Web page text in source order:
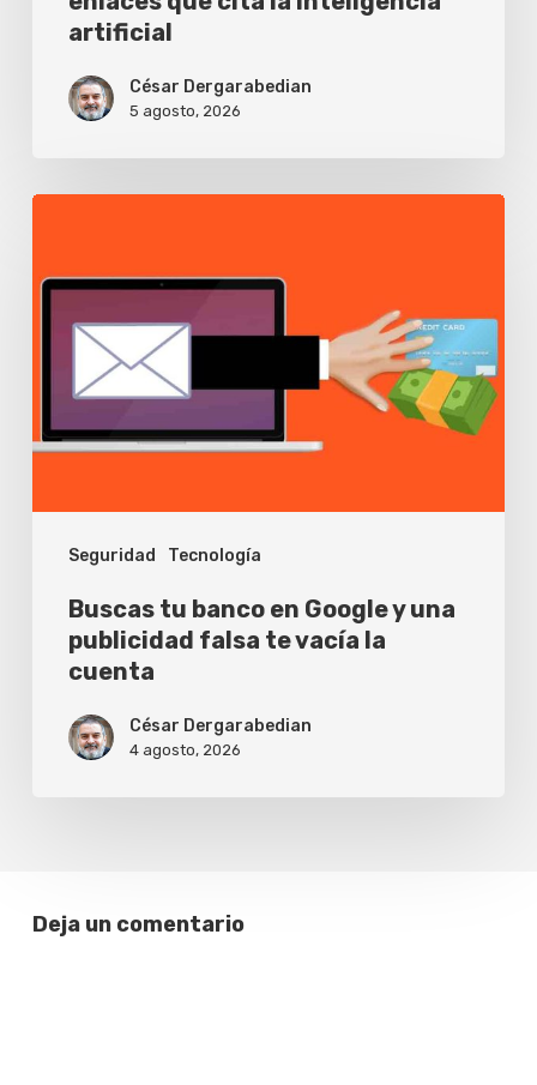
inteligencia
artificial
artificial
César Dergarabedian
5 agosto, 2026
Seguridad Tecnología
banco
una
falsa
vacía
cuenta
Buscas tu banco en Google y una
publicidad falsa te vacía la
cuenta
César Dergarabedian
4 agosto, 2026
Deja un comentario